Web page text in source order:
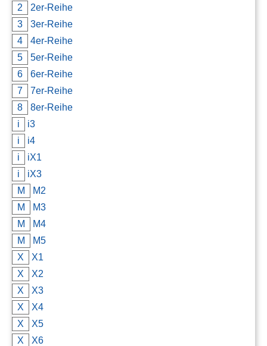
Kontakt
AGB, Nutzungsbedingungen
Impressum
2
2er-Reihe
3
3er-Reihe
4
4er-Reihe
5
5er-Reihe
6
6er-Reihe
7
7er-Reihe
8
8er-Reihe
i
i3
i
i4
i
iX1
i
iX3
M
M2
M
M3
M
M4
M
M5
X
X1
X
X2
X
X3
X
X4
X
X5
X
X6